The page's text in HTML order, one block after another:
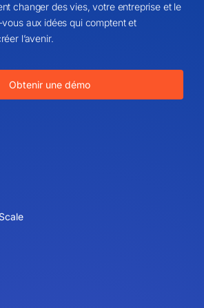
changer des vies, votre entreprise et le
aux idées qui comptent et
l’avenir.
Obtenir une démo